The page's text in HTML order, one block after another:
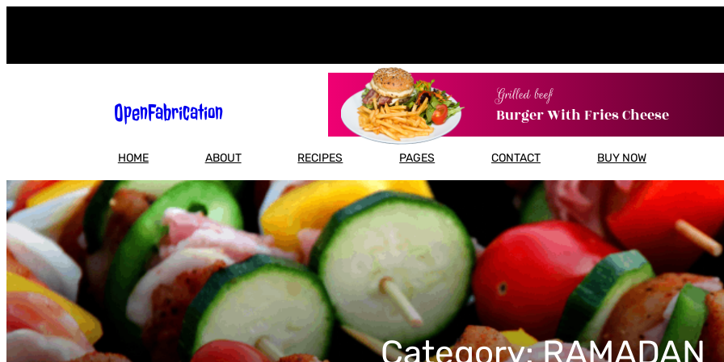
OpenFabrication
Grilled beef
Burger With Fries Cheese
HOME ABOUT RECIPES PAGES CONTACT BUY NOW
Category:RAMADAN